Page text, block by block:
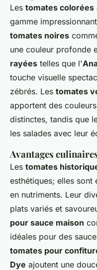
Les tomates colorées
gamme
tomates noires
une couleur profonde
rayées telles que l'
touche visuelle
zébrés. Les tomates
apportent des
distinctes, tandis que
les salades avec leur
Avantages
Les tomates
esthétiques; elles sont
en nutriments. Leur
plats variés et
pour sauce maison
idéales pour des
tomates pour
Dye ajoutent une